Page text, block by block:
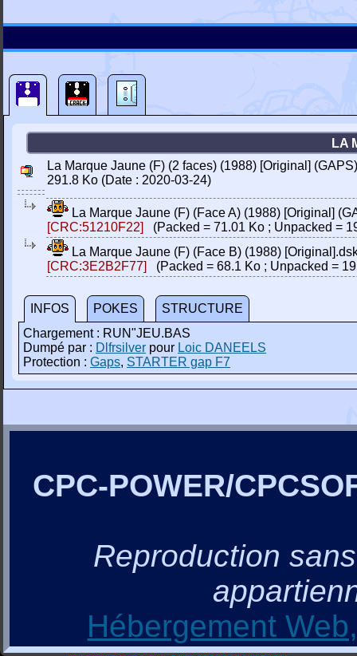
LA
La Marque Jaune (F) (2 faces) (1988) [Original]
291.8 Ko (Date : 2020-03-24)
La Marque Jaune (F) (Face A) (1988) [Original]
[CRC:51210F22]
(Packed = 71.01 Ko ; Unpacked =
La Marque Jaune (F) (Face B) (1988)
[CRC:3E2B2F77]
(Packed = 68.1 Ko ; Unpacked =
INFOS POKES
STRUCTURE
Chargement : RUN"JEU.BAS
Dumpé par : Dlfrsilver pour Loic DANEELS
Protection : Gaps, STARTER gap F7
CPC-POWER/
Reproduction
Hébergement